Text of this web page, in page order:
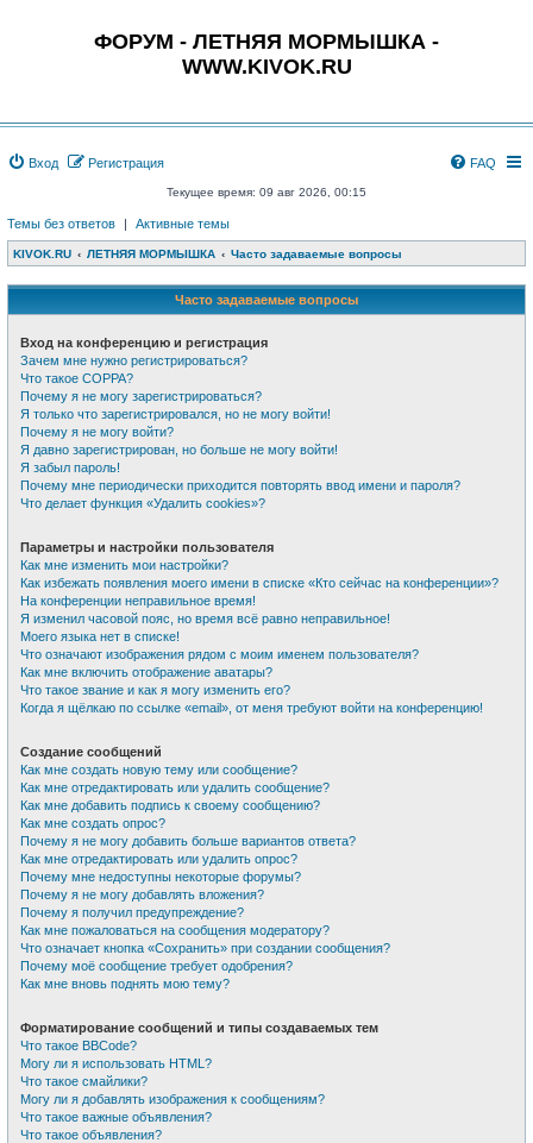
ФОРУМ - ЛЕТНЯЯ МОРМЫШКА -
WWW.KIVOK.RU
Вход Регистрация FAQ
Текущее время: 09 авг 2026, 00:15
Темы без ответов | Активные темы
KIVOK.RU ЛЕТНЯЯ МОРМЫШКА Часто задаваемые вопросы
Часто задаваемые вопросы
Вход на конференцию и регистрация
Зачем мне нужно регистрироваться?
Что такое COPPA?
Почему я не могу зарегистрироваться?
Я только что зарегистрировался, но не могу войти!
Почему я не могу войти?
Я давно зарегистрирован, но больше не могу войти!
Я забыл пароль!
Почему мне периодически приходится повторять ввод имени и пароля?
Что делает функция «Удалить cookies»?
Параметры и настройки пользователя
Как мне изменить мои настройки?
Как избежать появления моего имени в списке «Кто сейчас на конференции»?
На конференции неправильное время!
Я изменил часовой пояс, но время всё равно неправильное!
Моего языка нет в списке!
Что означают изображения рядом с моим именем пользователя?
Как мне включить отображение аватары?
Что такое звание и как я могу изменить его?
Когда я щёлкаю по ссылке «email», от меня требуют войти на конференцию!
Создание сообщений
Как мне создать новую тему или сообщение?
Как мне отредактировать или удалить сообщение?
Как мне добавить подпись к своему сообщению?
Как мне создать опрос?
Почему я не могу добавить больше вариантов ответа?
Как мне отредактировать или удалить опрос?
Почему мне недоступны некоторые форумы?
Почему я не могу добавлять вложения?
Почему я получил предупреждение?
Как мне пожаловаться на сообщения модератору?
Что означает кнопка «Сохранить» при создании сообщения?
Почему моё сообщение требует одобрения?
Как мне вновь поднять мою тему?
Форматирование сообщений и типы создаваемых тем
Что такое BBCode?
Могу ли я использовать HTML?
Что такое смайлики?
Могу ли я добавлять изображения к сообщениям?
Что такое важные объявления?
Что такое объявления?